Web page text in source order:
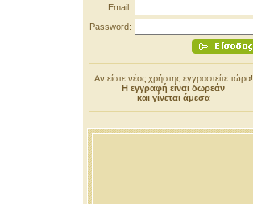
Email:
Password:
Αν είστε νέος χρήστης εγγραφτείτε τώρα!
Η εγγραφή είναι δωρεάν
και γίνεται άμεσα